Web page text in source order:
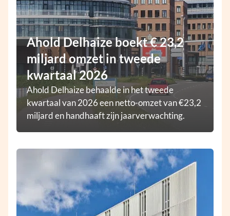
Ahold Delhaize boekt € 23,2
miljard omzet in tweede
kwartaal 2026
Ahold Delhaize behaalde in het tweede
kwartaal van 2026 een netto-omzet van €23,2
miljard en handhaaft zijn jaarverwachting.